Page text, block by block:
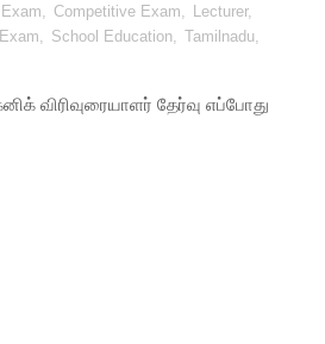
Competitive Exam Lecturer,
School Education, Tamilnadu
விரிவுரையாளர் தேர்வு எப்போது